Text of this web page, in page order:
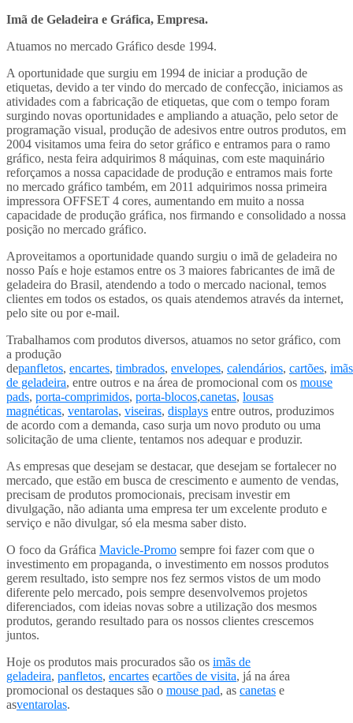
Imã de Geladeira e Gráfica, Empresa.
Atuamos no mercado Gráfico desde 1994.
A oportunidade que surgiu em 1994 de iniciar a produção de
etiquetas, devido a ter vindo do mercado de confecção, iniciamos as
atividades com a fabricação de etiquetas, que com o tempo foram
surgindo novas oportunidades e ampliando a atuação, pelo setor de
programação visual, produção de adesivos entre outros produtos, em
2004 visitamos uma feira do setor gráfico e entramos para o ramo
gráfico, nesta feira adquirimos 8 máquinas, com este maquinário
reforçamos a nossa capacidade de produção e entramos mais forte
no mercado gráfico também, em 2011 adquirimos nossa primeira
impressora OFFSET 4 cores, aumentando em muito a nossa
capacidade de produção gráfica, nos firmando e consolidado a nossa
posição no mercado gráfico.
Aproveitamos a oportunidade quando surgiu o imã de geladeira no
nosso País e hoje estamos entre os 3 maiores fabricantes de imã de
geladeira do Brasil, atendendo a todo o mercado nacional, temos
clientes em todos os estados, os quais atendemos através da internet,
pelo site ou por e-mail.
Trabalhamos com produtos diversos, atuamos no setor gráfico, com
a produção
depanfletos, encartes, timbrados, envelopes, calendários, cartões, imãs
de geladeira, entre outros e na área de promocional com os mouse
pads, porta-comprimidos, porta-blocos,canetas, lousas
magnéticas, ventarolas, viseiras, displays entre outros, produzimos
de acordo com a demanda, caso surja um novo produto ou uma
solicitação de uma cliente, tentamos nos adequar e produzir.
As empresas que desejam se destacar, que desejam se fortalecer no
mercado, que estão em busca de crescimento e aumento de vendas,
precisam de produtos promocionais, precisam investir em
divulgação, não adianta uma empresa ter um excelente produto e
serviço e não divulgar, só ela mesma saber disto.
O foco da Gráfica Mavicle-Promo sempre foi fazer com que o
investimento em propaganda, o investimento em nossos produtos
gerem resultado, isto sempre nos fez sermos vistos de um modo
diferente pelo mercado, pois sempre desenvolvemos projetos
diferenciados, com ideias novas sobre a utilização dos mesmos
produtos, gerando resultado para os nossos clientes crescemos
juntos.
Hoje os produtos mais procurados são os imãs de
geladeira, panfletos, encartes ecartões de visita, já na área
promocional os destaques são o mouse pad, as canetas e
asventarolas.